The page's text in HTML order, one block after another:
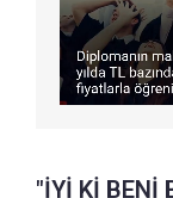
"İYİ Kİ BENİ